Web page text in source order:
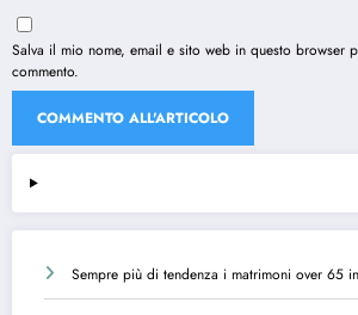
Salva il mio nome, email e sito web in questo browser
commento.
Sempre più di tendenza i matrimoni over 65